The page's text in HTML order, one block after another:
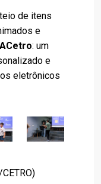
de itens
e
: um
e
eletrônicos